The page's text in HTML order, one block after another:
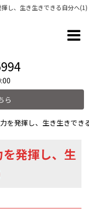
し、生き生きできる自分へ(1)
ら
を発揮し、生き生きでき
発揮し、生